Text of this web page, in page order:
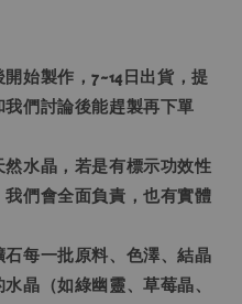
始製作，7~14日出貨，提
們討論後能趕製再下單
水晶，若是有標示功效性
們會全面負責，也有實體
每一批原料、色澤、結晶
晶（如綠幽靈、草莓晶、